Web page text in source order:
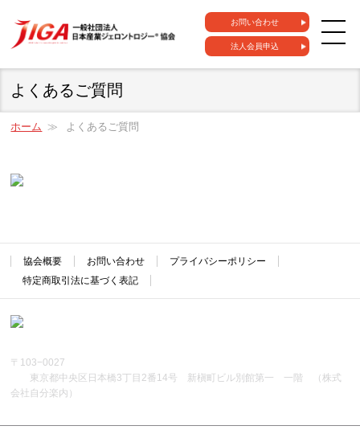
お問い合わせ
法人会員申込
よくあるご質問
ホーム よくあるご質問
協会概要 お問い合わせ
プライバシーポリシー
特定商取引法に基づく表記
〒103−0027
東京都中央区日本橋3丁目2番14号 新槇町ビル別館第一 一階 （株式
会社自分楽内）